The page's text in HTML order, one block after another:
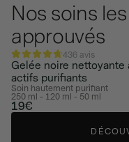
Nos soins
approuvés
MEILLEURE VENTE
436 avis
Gelée noire nettoyante
actifs purifiants
Soin hautement purifiant
250 ml - 120 ml - 50 ml
19€